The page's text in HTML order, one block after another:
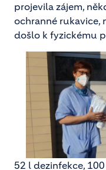
projevila zájem,
ochranné rukavice,
došlo k fyzickému
52 l dezinfekce,